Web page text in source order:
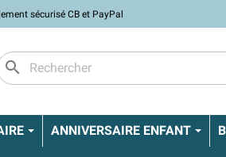
sécurisé CB et PayPal
search
ANNIVERSAIRE ENFANT